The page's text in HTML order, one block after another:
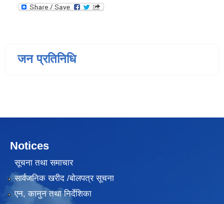
जन प्रतिनिधि
Notices
सूचना तथा समाचार
सार्वजनिक खरीद /बोलपत्र सूचना
एन, कानुन तथा निर्देशिका